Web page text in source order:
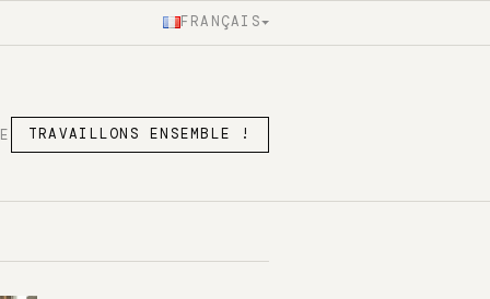
FRANÇAIS
TRAVAILLONS ENSEMBLE !